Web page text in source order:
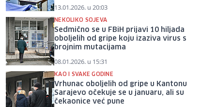
13.01.2026. u 20:03
NEKOLIKO SOJEVA
Sedmično se u FBiH prijavi 10 hiljada
oboljelih od gripe koju izaziva virus s
brojnim mutacijama
08.01.2026. u 15:31
KAO I SVAKE GODINE
Vrhunac oboljelih od gripe u Kantonu
Sarajevo očekuje se u januaru, ali su
čekaonice već pune